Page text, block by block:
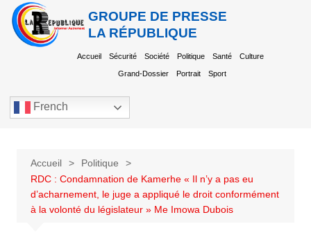
GROUPE DE PRESSE
LA RÉPUBLIQUE
Accueil Sécurité Société Politique Santé Culture
Grand-Dossier Portrait Sport
French
Accueil
Politique
RDC : Condamnation de Kamerhe « Il n’y a pas eu
d’acharnement, le juge a appliqué le droit conformément
à la volonté du législateur » Me Imowa Dubois